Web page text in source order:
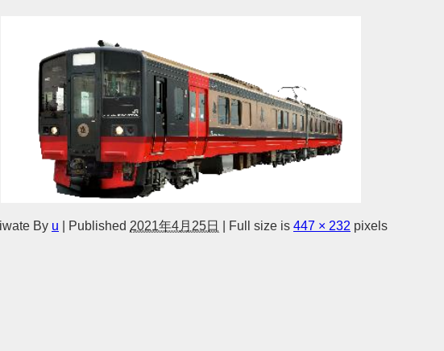
By u Published 2021年4月25日 Full size is 447 × 232 pixels